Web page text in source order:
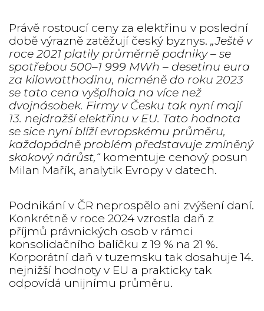
Právě rostoucí ceny za elektřinu v poslední
době výrazně zatěžují český byznys.„Ještě v
roce 2021 platily průměrně podniky – se
spotřebou 500–1 999 MWh – desetinu eura
za kilowatthodinu, nicméně do roku 2023
se tato cena vyšplhala na více než
dvojnásobek. Firmy v Česku tak nyní mají
13. nejdražší elektřinu v EU. Tato hodnota
se sice nyní blíží evropskému průměru,
každopádně problém představuje zmíněný
skokový nárůst,“komentuje cenový posun
Milan Mařík, analytik Evropy v datech.
Podnikání v ČR neprospělo ani zvýšení daní.
Konkrétně v roce 2024 vzrostla daň z
příjmů právnických osob v rámci
konsolidačního balíčku z 19 % na 21 %.
Korporátní daň v tuzemsku tak dosahuje 14.
nejnižší hodnoty v EU a prakticky tak
odpovídá unijnímu průměru.